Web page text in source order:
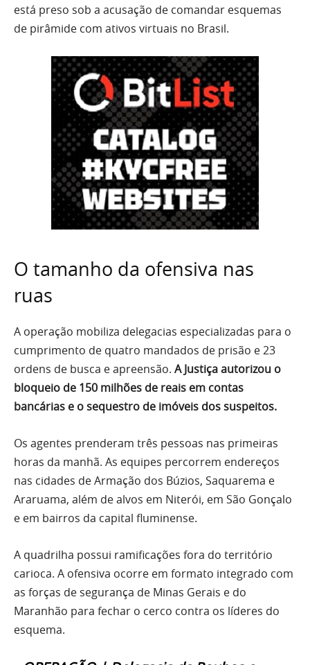
está preso sob a acusação de comandar esquemas
de pirâmide com ativos virtuais no Brasil.
O tamanho da ofensiva nas
ruas
A operação mobiliza delegacias especializadas para o
cumprimento de quatro mandados de prisão e 23
ordens de busca e apreensão. A Justiça autorizou o
bloqueio de 150 milhões de reais em contas
bancárias e o sequestro de imóveis dos suspeitos.
Os agentes prenderam três pessoas nas primeiras
horas da manhã. As equipes percorrem endereços
nas cidades de Armação dos Búzios, Saquarema e
Araruama, além de alvos em Niterói, em São Gonçalo
e em bairros da capital fluminense.
A quadrilha possui ramificações fora do território
carioca. A ofensiva ocorre em formato integrado com
as forças de segurança de Minas Gerais e do
Maranhão para fechar o cerco contra os líderes do
esquema.